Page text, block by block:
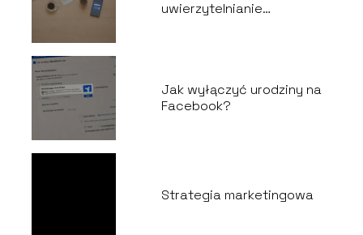
uwierzytelnianie
Jak wyłączyć urodziny na
Facebook?
Strategia marketingowa